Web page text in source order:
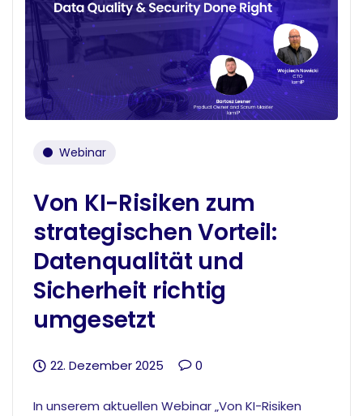
Webinar
Von KI-Risiken zum
strategischen Vorteil:
Datenqualität und
Sicherheit richtig
umgesetzt
22. Dezember 2025 0
In unserem aktuellen Webinar „Von KI-Risiken